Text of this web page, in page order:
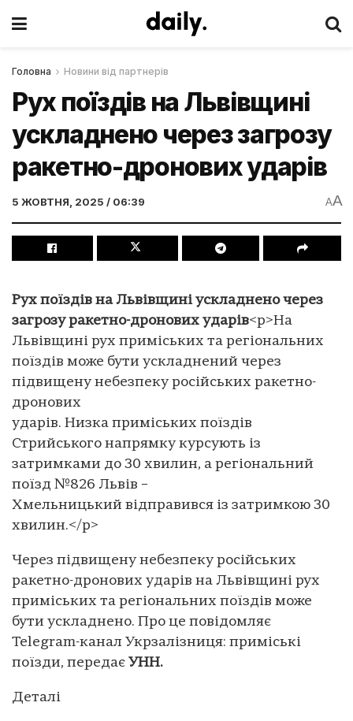
Головна Новини від партнерів
Рух поїздів на Львівщині
ускладнено через загрозу
ракетно-дронових ударів
5 ЖОВТНЯ, 2025 / 06:39 AA
Рух поїздів на Львівщині ускладнено через
загрозу ракетно-дронових ударів<p>На
Львівщині рух приміських та регіональних
поїздів може бути ускладнений через
підвищену небезпеку російських ракетно-
дронових
ударів. Низка приміських поїздів
Стрийського напрямку курсують із
затримками до 30 хвилин, а регіональний
поїзд №826 Львів –
Хмельницький відправився із затримкою 30
хвилин.</p>
Через підвищену небезпеку російських
ракетно-дронових ударів на Львівщині рух
приміських та регіональних поїздів може
бути ускладнено. Про це повідомляє
Telegram-канал Укрзалізниця: приміські
поїзди, передає УНН.
Деталі